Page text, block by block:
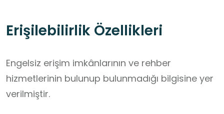
Erişilebilirlik Özellikleri
Engelsiz erişim imkânlarının ve rehber
hizmetlerinin bulunup bulunmadığı bilgisine yer
verilmiştir.